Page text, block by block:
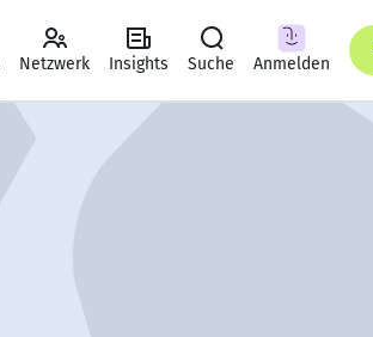
Netzwerk Insights Suche Anmelden